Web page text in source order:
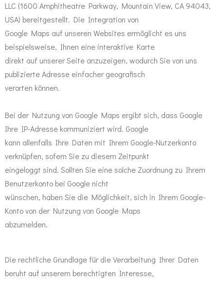
LLC (1600 Amphitheatre Parkway, Mountain View, CA 94043,
USA) bereitgestellt. Die Integration von
Google Maps auf unseren Websites ermöglicht es uns
beispielsweise, Ihnen eine interaktive Karte
direkt auf unserer Seite anzuzeigen, wodurch Sie von uns
publizierte Adresse einfacher geografisch
verorten können.
Bei der Nutzung von Google Maps ergibt sich, dass Google
Ihre IP-Adresse kommuniziert wird. Google
kann allenfalls Ihre Daten mit Ihrem Google-Nutzerkonto
verknüpfen, sofern Sie zu diesem Zeitpunkt
eingeloggt sind. Sollten Sie eine solche Zuordnung zu Ihrem
Benutzerkonto bei Google nicht
wünschen, haben Sie die Möglichkeit, sich in Ihrem Google-
Konto von der Nutzung von Google Maps
abzumelden.
Die rechtliche Grundlage für die Verarbeitung Ihrer Daten
beruht auf unserem berechtigten Interesse,